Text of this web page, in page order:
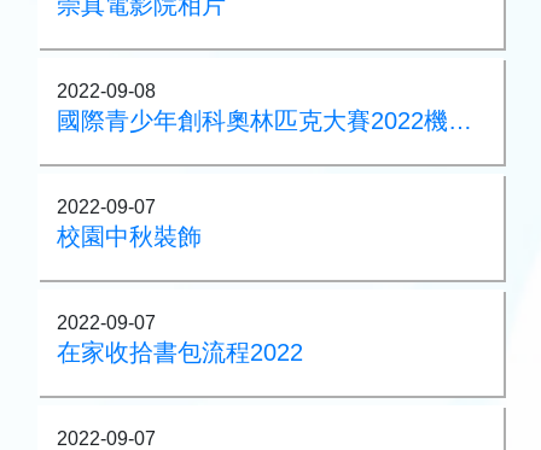
2022-09-08
國際青少年創科奧林匹克大賽2022機械人項目 - 小學組獲獎消息
2022-09-07
校園中秋裝飾
2022-09-07
在家收拾書包流程2022
2022-09-07